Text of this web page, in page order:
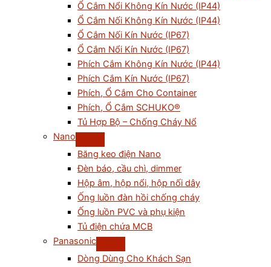
Ổ Cắm Nổi Không Kín Nước (IP44)
Ổ Cắm Nối Không Kín Nước (IP44)
Ổ Cắm Nối Kín Nước (IP67)
Ổ Cắm Nổi Kín Nước (IP67)
Phích Cắm Không Kín Nước (IP44)
Phích Cắm Kín Nước (IP67)
Phích, Ổ Cắm Cho Container
Phích, Ổ Cắm SCHUKO®
Tủ Hợp Bộ – Chống Cháy Nổ
Nano
Băng keo điện Nano
Đèn báo, cầu chì, dimmer
Hộp âm, hộp nổi, hộp nối dây
Ống luồn đàn hồi chống cháy
Ống luồn PVC và phụ kiện
Tủ điện chứa MCB
Panasonic
Dòng Dùng Cho Khách Sạn